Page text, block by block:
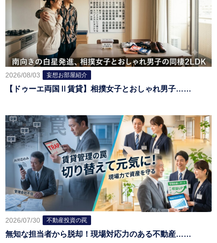
2026/08/03 妄想お部屋紹介
【ドゥーエ両国Ⅱ賃貸】相撲女子とおしゃれ男子……
2026/07/30 不動産投資の罠
無知な担当者から脱却！現場対応力のある不動産……